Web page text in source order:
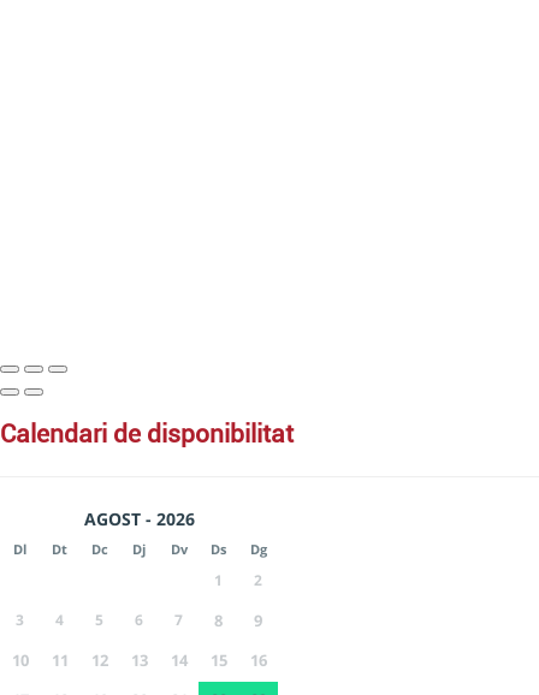
calendari de disponibilitat
AGOST - 2026
Dl Dt Dc Dj Dv Ds Dg
1
2
3
4 5 6 7 8
9
10
11 12 13 14 15
16